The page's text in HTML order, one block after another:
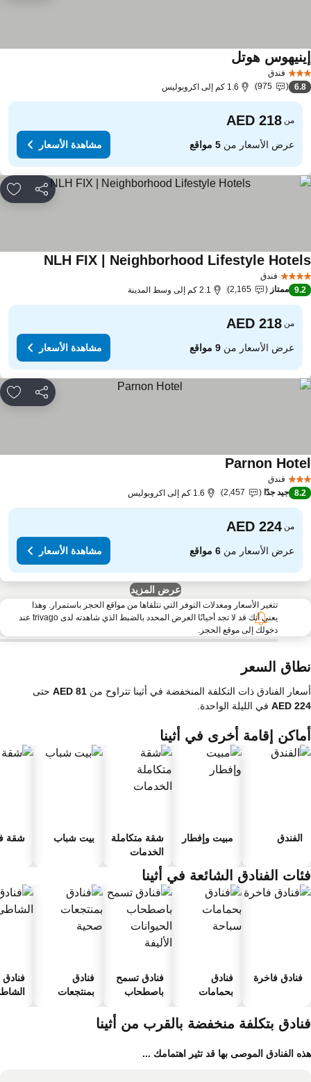
فندق
هوتلمشاهدة الأسعار
6.8
975 1.6 كم إلى اكروبوليس
من
عرض الأسعار من5 مواقع مشاهدة الأسعار
مشاركة
فندق
NLH FIX | Neighborhood Lifestyleمشاهدة
9.2 ممتاز 2,165 2.1 كم إلى وسط المدينة
من
عرض الأسعار من9 مواقع مشاهدة الأسعار
مشاركة
فندق
Parnonمشاهدة الأسعار
8.2 جيد جدًا 2,457 1.6 كم إلى اكروبوليس
من
عرض الأسعار من6 مواقع مشاهدة الأسعار
عرض المزيد
تتغير الأسعار ومعدلات التوفر التي نتلقاها من مواقع الحجز باستمرار. وهذا
يعني أنك قد لا تجد أحيانًا العرض المحدد بالضبط الذي شاهدته لدى trivago عند
دخولك إلى موقع الحجز.
السعر
الفنادق ذات التكلفة المنخفضة في أثينا تتراوح من
حتى
في الليلة الواحدة.
إقامة أخرى في أثينا
الفندق مبيت وإفطار
شقة متكاملة
الخدمات
بيت شباب شقة
الفنادق الشائعة في أثينا
فنادق فاخرة
فنادق
بحمامات
فنادق تسمح
باصطحاب
الأليفة
فنادق
بمنتجعات
فنادق
بتكلفة منخفضة بالقرب من أثينا
الفنادق الموصى بها قد تثير اهتمامك ...